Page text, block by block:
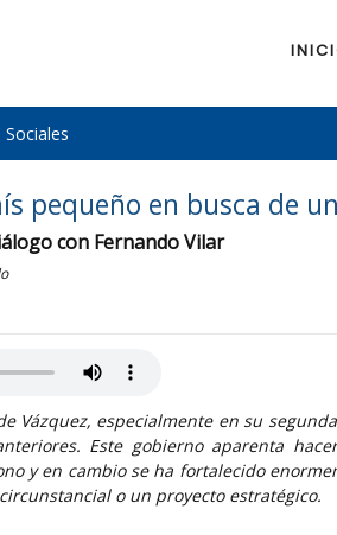
pequeño en busca de
con Fernando Vilar
Vázquez, especialmente en su
Este gobierno aparenta
y en cambio se ha fortalecido
o un proyecto estratégico.